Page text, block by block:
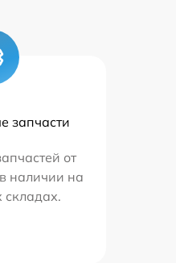
запчасти
от
наличии на
складах.